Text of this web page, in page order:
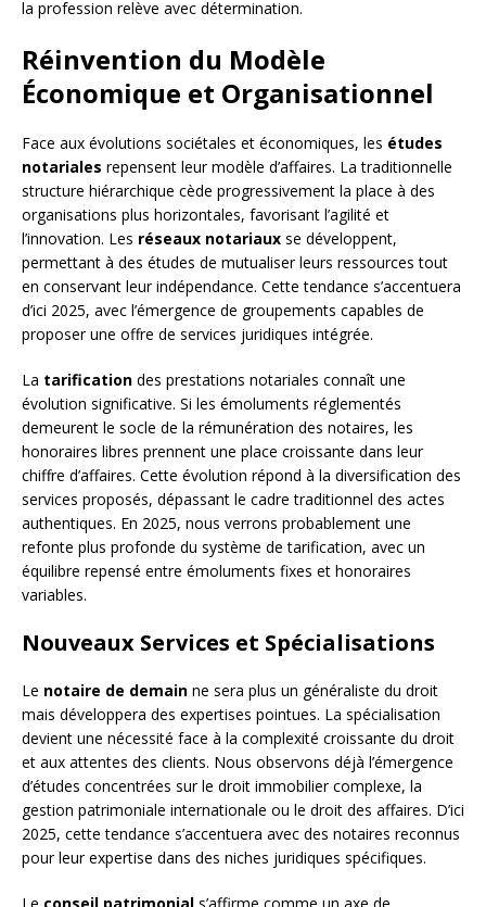
la profession relève avec détermination.
Réinvention du Modèle
Économique et Organisationnel
Face aux évolutions sociétales et économiques, les études
notariales repensent leur modèle d’affaires. La traditionnelle
structure hiérarchique cède progressivement la place à des
organisations plus horizontales, favorisant l’agilité et
l’innovation. Les réseaux notariaux se développent,
permettant à des études de mutualiser leurs ressources tout
en conservant leur indépendance. Cette tendance s’accentuera
d’ici 2025, avec l’émergence de groupements capables de
proposer une offre de services juridiques intégrée.
La tarification des prestations notariales connaît une
évolution significative. Si les émoluments réglementés
demeurent le socle de la rémunération des notaires, les
honoraires libres prennent une place croissante dans leur
chiffre d’affaires. Cette évolution répond à la diversification des
services proposés, dépassant le cadre traditionnel des actes
authentiques. En 2025, nous verrons probablement une
refonte plus profonde du système de tarification, avec un
équilibre repensé entre émoluments fixes et honoraires
variables.
Nouveaux Services et Spécialisations
Le notaire de demain ne sera plus un généraliste du droit
mais développera des expertises pointues. La spécialisation
devient une nécessité face à la complexité croissante du droit
et aux attentes des clients. Nous observons déjà l’émergence
d’études concentrées sur le droit immobilier complexe, la
gestion patrimoniale internationale ou le droit des affaires. D’ici
2025, cette tendance s’accentuera avec des notaires reconnus
pour leur expertise dans des niches juridiques spécifiques.